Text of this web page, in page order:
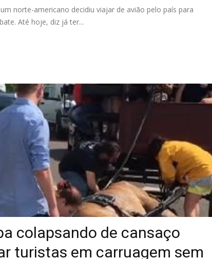
norte-americano decidiu viajar de avião pelo país para
Até hoje, diz já ter...
colapsando de cansaço
turistas em carruagem sem